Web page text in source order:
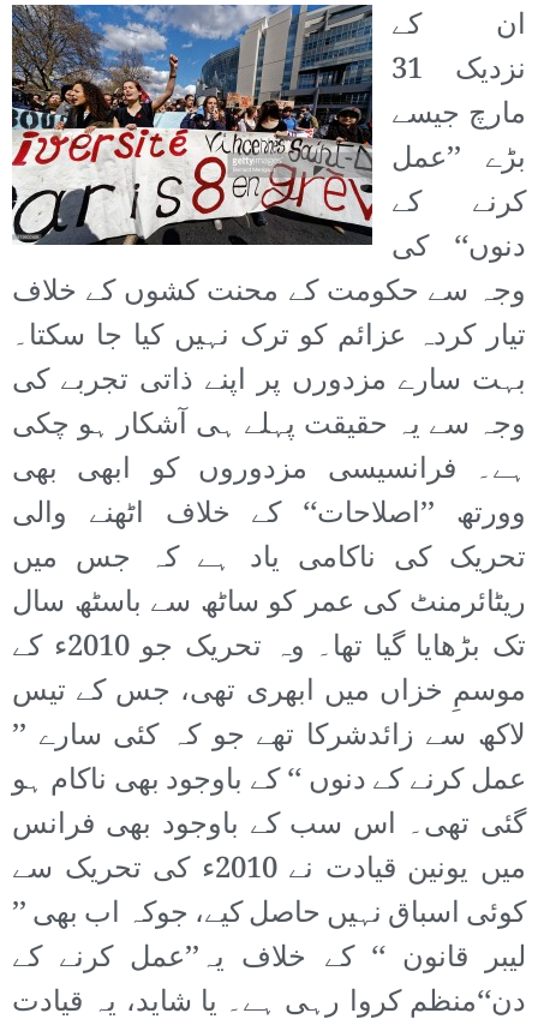
ان کے
نزدیک 31
مارچ جیسے
بڑے ’’عمل
کرنے کے
دنوں‘‘ کی
وجہ سے حکومت کے محنت کشوں کے خلاف
تیار کردہ عزائم کو ترک نہیں کیا جا سکتا۔
بہت سارے مزدورں پر اپنے ذاتی تجربے کی
وجہ سے یہ حقیقت پہلے ہی آشکار ہو چکی
ہے۔ فرانسیسی مزدوروں کو ابھی بھی
وورتھ ’’اصلاحات‘‘ کے خلاف اٹھنے والی
تحریک کی ناکامی یاد ہے کہ جس میں
ریٹائرمنٹ کی عمر کو ساٹھ سے باسٹھ سال
تک بڑھایا گیا تھا۔ وہ تحریک جو 2010ء کے
موسمِ خزاں میں ابھری تھی، جس کے تیس
لاکھ سے زائدشرکا تھے جو کہ کئی سارے ’’
عمل کرنے کے دنوں ‘‘ کے باوجود بھی ناکام ہو
گئی تھی۔ اس سب کے باوجود بھی فرانس
میں یونین قیادت نے 2010ء کی تحریک سے
کوئی اسباق نہیں حاصل کیے، جوکہ اب بھی ’’
لیبر قانون ‘‘ کے خلاف یہ’’عمل کرنے کے
دن‘‘منظم کروا رہی ہے۔ یا شاید، یہ قیادت